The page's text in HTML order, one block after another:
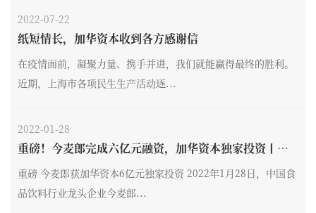
2022-07-22
纸短情长，加华资本收到各方感谢信
在疫情面前，凝聚力量、携手并进，我们就能赢得最终的胜利。
近期，上海市各项民生生产活动逐...
2022-01-28
重磅！今麦郎完成六亿元融资，加华资本独家投资丨加
重磅 今麦郎获加华资本6亿元独家投资 2022年1月28日，中国食
品饮料行业龙头企业今麦郎...